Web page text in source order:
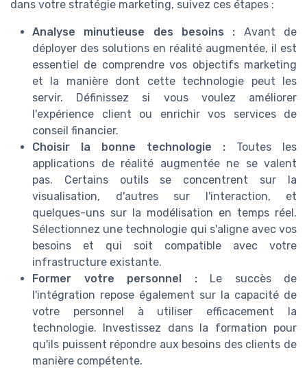
dans votre stratégie marketing, suivez ces étapes :
Analyse minutieuse des besoins : Avant de
déployer des solutions en réalité augmentée, il est
essentiel de comprendre vos objectifs marketing
et la manière dont cette technologie peut les
servir. Définissez si vous voulez améliorer
l'expérience client ou enrichir vos services de
conseil financier.
Choisir la bonne technologie : Toutes les
applications de réalité augmentée ne se valent
pas. Certains outils se concentrent sur la
visualisation, d'autres sur l'interaction, et
quelques-uns sur la modélisation en temps réel.
Sélectionnez une technologie qui s'aligne avec vos
besoins et qui soit compatible avec votre
infrastructure existante.
Former votre personnel :Le succès de
l'intégration repose également sur la capacité de
votre personnel à utiliser efficacement la
technologie. Investissez dans la formation pour
qu'ils puissent répondre aux besoins des clients de
manière compétente.